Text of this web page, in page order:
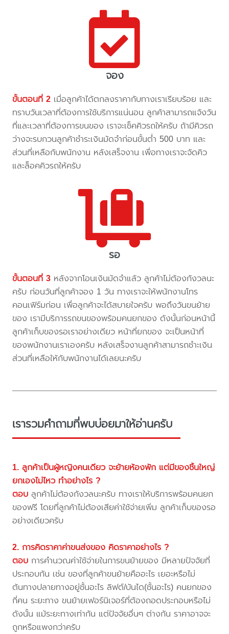
จอง
ขั้นตอนที่ 2 เมื่อลูกค้าได้ตกลงราคากับทางเราเรียบร้อย และ
ทราบวันเวลาที่ต้องการใช้บริการแน่นอน ลูกค้าสามารถแจ้งวัน
ที่และเวลาที่ต้องการขนของ เราจะเช็คคิวรถให้ครับ ถ้ามีคิวรถ
ว่างจะรบกวนลูกค้าชำระเงินมัดจำก่อนขั้นต่ำ 500 บาท และ
ส่วนที่เหลือกับพนักงาน หลังเสร็จงาน เพื่อทางเราจะจัดคิว
และล็อคคิวรถให้ครับ
รอ
ขั้นตอนที่ 3 หลังจากโอนเงินมัดจำแล้ว ลูกค้าไม่ต้องกังวลนะ
ครับ ก่อนวันที่ลูกค้าจอง 1 วัน ทางเราจะให้พนักงานโทร
คอนเฟิร์มก่อน เพื่อลูกค้าจะได้สบายใจครับ พอถึงวันขนย้าย
ของ เรามีบริการรถขนของพร้อมคนยกของ ดังนั้นก่อนหน้านี้
ลูกค้าเก็บของรอเราอย่างเดียว หน้าที่ยกของ จะเป็นหน้าที่
ของพนักงานเราเองครับ หลังเสร็จงานลูกค้าสามารถชำะเงิน
ส่วนที่เหลือให้กับพนักงานได้เลยนะครับ
เรารวมคำถามที่พบบ่อยมาให้อ่านครับ
1. ลูกค้าเป็นผู้หญิงคนเดียว จะย้ายห้องพัก แต่มีของชิ้นใหญ่
ยกเองไม่ไหว ทำอย่างไร ?
ตอบ ลูกค้าไม่ต้องกังวลนะครับ ทางเราให้บริการพร้อมคนยก
ของฟรี โดยที่ลูกค้าไม่ต้องเสียค่าใช้จ่ายเพิ่ม ลูกค้าเก็บของรอ
อย่างเดียวครับ
2. การคิดราคาค่าขนส่งของ คิดราคาอย่างไร ?
ตอบ การคำนวณค่าใช้จ่ายในการขนย้ายของ มีหลายปัจจัยที่
ประกอบกัน เช่น ของที่ลูกค้าขนย้ายคืออะไร เยอะหรือไม่
ต้นทางปลายทางอยู่ชั้นอะไร ลิฟต์/บันได(ชั้นอะไร) คนยกของ
กี่คน ระยะทาง ขนย้ายเฟอร์นิเจอร์ที่ต้องถอดประกอบหรือไม่
ดังนั้น แม้ระยะทางเท่ากัน แต่ปัจจัยอื่นๆ ต่างกัน ราคาอาจจะ
ถูกหรือแพงกว่าครับ